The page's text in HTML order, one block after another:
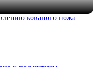
кованого ножа